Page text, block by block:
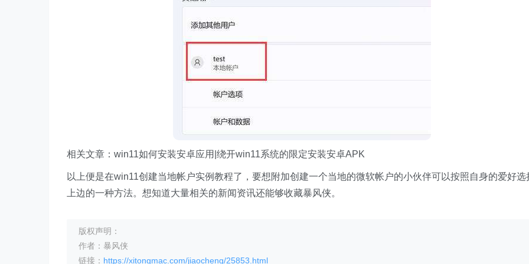
相关文章：win11如何安装安卓应用|绕开win11系统的限定安装安卓APK
以上便是在win11创建当地帐户实例教程了，要想附加创建一个当地的微软帐户的小伙伴可以按照自身的爱好选
上边的一种方法。想知道大量相关的新闻资讯还能够收藏暴风侠。
版权声明：
作者：暴风侠
链接： https://xitongmac.com/jiaocheng/25853.html